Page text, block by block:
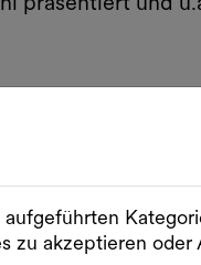
und kulinarischer
Maschine
können,
gleichzeitig ein
zu akzeptieren oder